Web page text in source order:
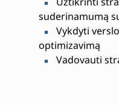
suderinamumą
Vykdyti
optimizavimą
Vadovauti